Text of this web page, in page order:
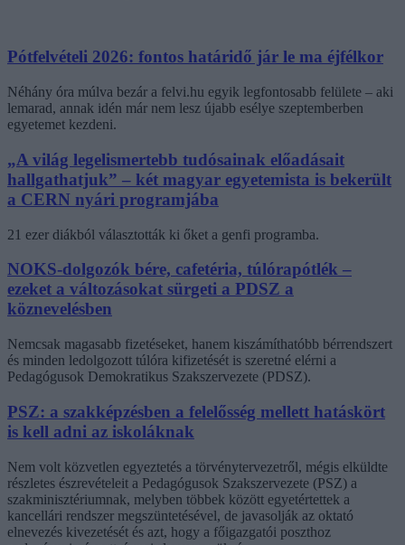
Pótfelvételi 2026: fontos határidő jár le ma éjfélkor
Néhány óra múlva bezár a felvi.hu egyik legfontosabb felülete – aki
lemarad, annak idén már nem lesz újabb esélye szeptemberben
egyetemet kezdeni.
„A világ legelismertebb tudósainak előadásait
hallgathatjuk” – két magyar egyetemista is bekerült
a CERN nyári programjába
21 ezer diákból választották ki őket a genfi programba.
NOKS-dolgozók bére, cafetéria, túlórapótlék –
ezeket a változásokat sürgeti a PDSZ a
köznevelésben
Nemcsak magasabb fizetéseket, hanem kiszámíthatóbb bérrendszert
és minden ledolgozott túlóra kifizetését is szeretné elérni a
Pedagógusok Demokratikus Szakszervezete (PDSZ).
PSZ: a szakképzésben a felelősség mellett hatáskört
is kell adni az iskoláknak
Nem volt közvetlen egyeztetés a törvénytervezetről, mégis elküldte
részletes észrevételeit a Pedagógusok Szakszervezete (PSZ) a
szakminisztériumnak, melyben többek között egyetértettek a
kancellári rendszer megszüntetésével, de javasolják az oktató
elnevezés kivezetését és azt, hogy a főigazgatói poszthoz